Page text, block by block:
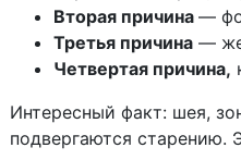
Вторая причина —
Третья причина —
Четвертая причина,
Интересный факт: шея,
подвергаются старению.